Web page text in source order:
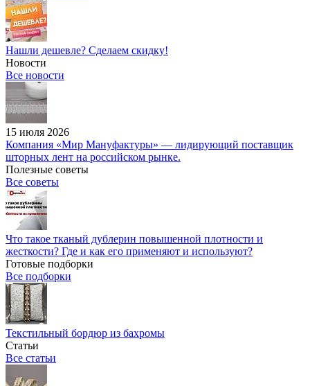
Нашли дешевле? Сделаем скидку!
Новости
Все новости
15 июля 2026
Компания «Мир Мануфактуры» — лидирующий поставщик
шторных лент на российском рынке.
Полезные советы
Все советы
Что такое тканый дублерин повышенной плотности и
жесткости? Где и как его применяют и используют?
Готовые подборки
Все подборки
Текстильный бордюр из бахромы
Статьи
Все статьи